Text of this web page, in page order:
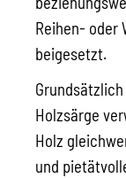
Reihen- oder
beigesetzt.
Holzsärge
Holz
und